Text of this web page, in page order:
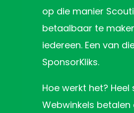
op die manier
betaalbaar te
iedereen. Een van
SponsorKliks.
Hoe werkt het? Heel
Webwinkels betalen